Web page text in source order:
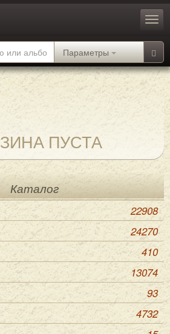
Параметры
ПУСТА
Каталог
22908
24270
410
13074
93
4732